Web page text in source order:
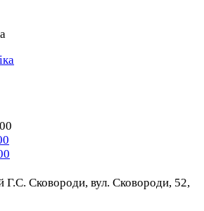
Г.С. Сковороди, вул. Сковороди, 52,